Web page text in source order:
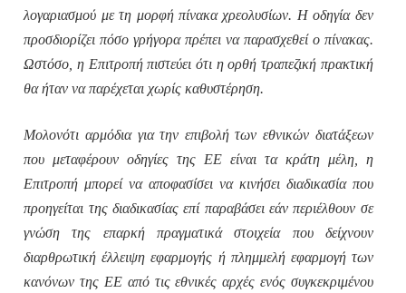
λογαριασμού με τη μορφή πίνακα χρεολυσίων. Η οδηγία δεν
προσδιορίζει πόσο γρήγορα πρέπει να παρασχεθεί ο πίνακας.
Ωστόσο, η Επιτροπή πιστεύει ότι η ορθή τραπεζική πρακτική
θα ήταν να παρέχεται χωρίς καθυστέρηση.
Μολονότι αρμόδια για την επιβολή των εθνικών διατάξεων
που μεταφέρουν οδηγίες της ΕΕ είναι τα κράτη μέλη, η
Επιτροπή μπορεί να αποφασίσει να κινήσει διαδικασία που
προηγείται της διαδικασίας επί παραβάσει εάν περιέλθουν σε
γνώση της επαρκή πραγματικά στοιχεία που δείχνουν
διαρθρωτική έλλειψη εφαρμογής ή πλημμελή εφαρμογή των
κανόνων της ΕΕ από τις εθνικές αρχές ενός συγκεκριμένου